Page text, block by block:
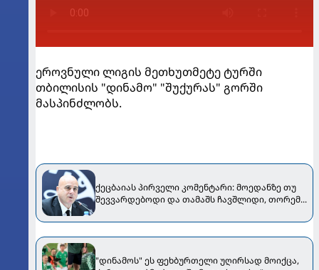
ეროვნული ლიგის მეთხუთმეტე ტურში
თბილისის "დინამო" "შუქურას" გორში
მასპინძლობს.
ქეცბაიას პირველი კომენტარი: მოედანზე თუ
შევვარდებოდი და თამაშს ჩავშლიდი, თორემ...
"დინამოს" ეს ფეხბურთელი უღირსად მოიქცა,